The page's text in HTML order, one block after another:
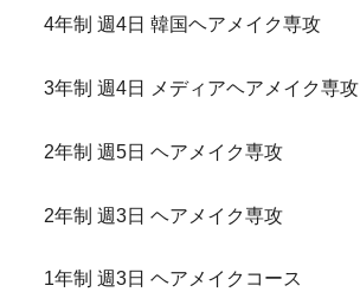
4年制 週4日 韓国ヘアメイク専攻
3年制 週4日 メディアヘアメイク専攻
2年制 週5日 ヘアメイク専攻
2年制 週3日 ヘアメイク専攻
1年制 週3日 ヘアメイクコース